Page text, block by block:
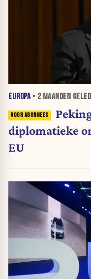
EUROPA• 2 MAANDEN
diplomatieke
EU